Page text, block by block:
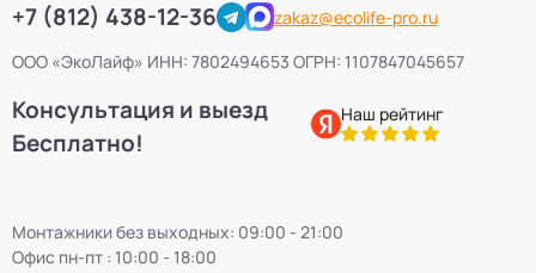
+7 (812) 438-12-36
zakaz@ecolife-pro.ru
ООО «ЭкоЛайф» ИНН: 7802494653 ОГРН: 1107847045657
Консультация и выезд
Бесплатно!
Наш рейтинг
Монтажники без выходных: 09:00 - 21:00
Офис пн-пт : 10:00 - 18:00